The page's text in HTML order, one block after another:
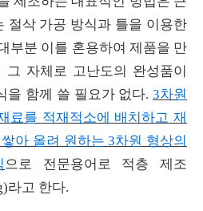
절삭 가공 방식과 틀을 이용한
부분 이를 혼용하여 제품을 만
그 자체로 고난도의 완성품이
을 함께 쓸 필요가 없다. 3차원
료를 적재적소에 배치하고 재
아 올려 원하는 3차원 형상의
으로 전문용어로 적층 제조
라고 한다.